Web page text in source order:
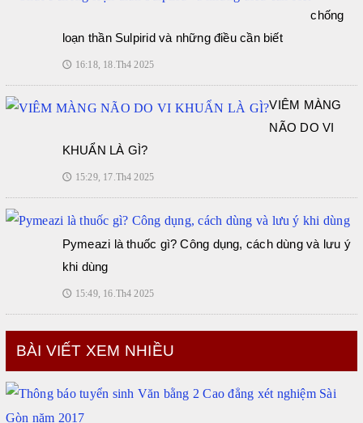
chống
loạn thần Sulpirid và những điều cần biết
🕔 16:18, 18.Th4 2025
VIÊM MÀNG
NÃO DO VI
KHUẨN LÀ GÌ?
🕔 15:29, 17.Th4 2025
Pymeazi là thuốc gì? Công dụng, cách dùng và lưu ý
khi dùng
🕔 15:49, 16.Th4 2025
BÀI VIẾT XEM NHIỀU